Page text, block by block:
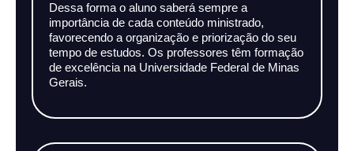
Dessa forma o aluno saberá sempre a
importância de cada conteúdo ministrado,
favorecendo a organização e priorização do seu
tempo de estudos. Os professores têm formação
de excelência na Universidade Federal de Minas
Gerais.